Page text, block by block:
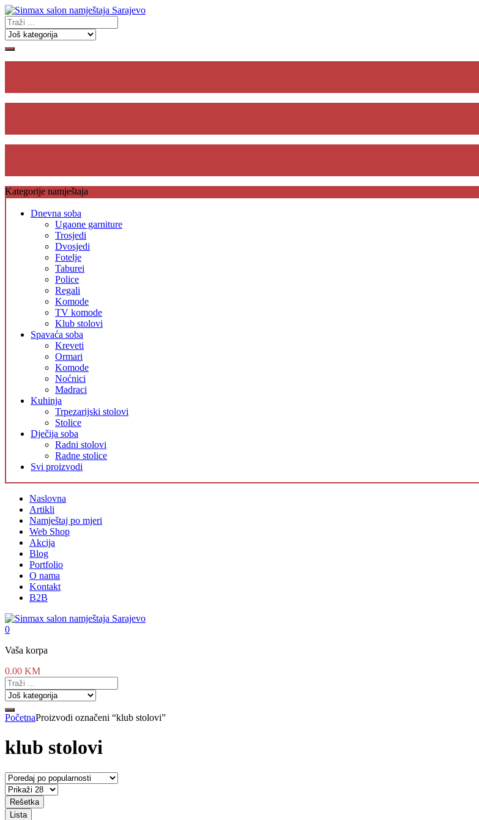
Kategorije namještaja
Dnevna soba
Ugaone garniture
Trosjedi
Dvosjedi
Fotelje
Taburei
Police
Regali
Komode
TV komode
Klub stolovi
Spavaća soba
Kreveti
Ormari
Komode
Noćnici
Madraci
Kuhinja
Trpezarijski stolovi
Stolice
Dječija soba
Radni stolovi
Radne stolice
Svi proizvodi
Naslovna
Artikli
Namještaj po mjeri
Web Shop
Akcija
Blog
Portfolio
O nama
Kontakt
B2B
0
Vaša korpa
0.00 KM
PočetnaProizvodi označeni “klub stolovi”
klub stolovi
Rešetka
Lista